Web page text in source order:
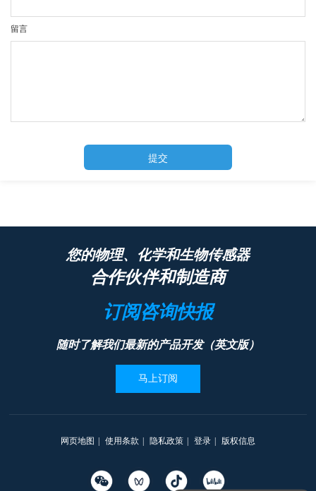
留言
提交
您的物理、化学和生物传感器
合作伙伴和制造商
订阅咨询快报
随时了解我们最新的产品开发（英文版）
马上订阅
网页地图 使用条款 隐私政策 登录 版权信息